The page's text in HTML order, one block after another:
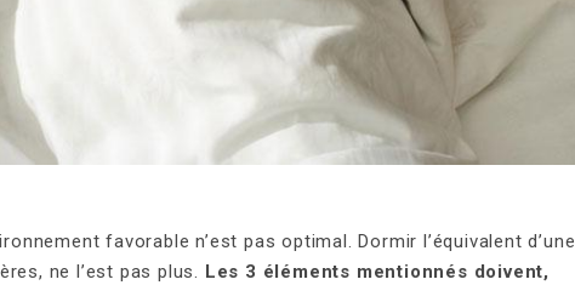
favorable n’est pas optimal. Dormir l’équivalent d’une
ne l’est pas plus. Les 3 éléments mentionnés doivent,